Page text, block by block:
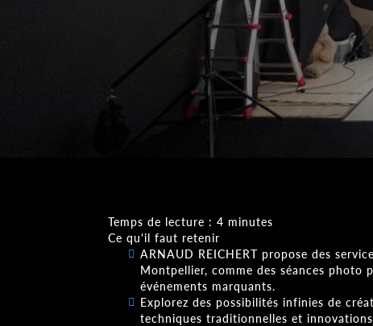
Temps de lecture : 4 minutes
Ce qu'il faut retenir
ARNAUD REICHERT propose des
Montpellier, comme des séances photo
événements marquants.
Explorez des possibilités infinies de
techniques traditionnelles et